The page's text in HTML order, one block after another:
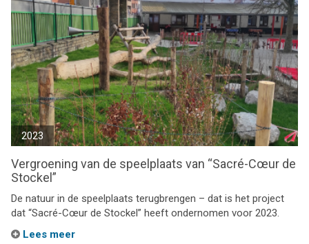
2023
Vergroening van de speelplaats van “Sacré-Cœur de
Stockel”
De natuur in de speelplaats terugbrengen – dat is het project
dat “Sacré-Cœur de Stockel” heeft ondernomen voor 2023.
Lees meer